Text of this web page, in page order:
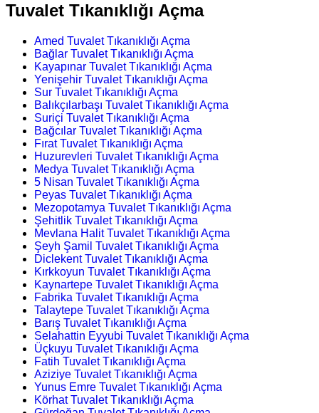
Tuvalet Tıkanıklığı Açma
Amed Tuvalet Tıkanıklığı Açma
Bağlar Tuvalet Tıkanıklığı Açma
Kayapınar Tuvalet Tıkanıklığı Açma
Yenişehir Tuvalet Tıkanıklığı Açma
Sur Tuvalet Tıkanıklığı Açma
Balıkçılarbaşı Tuvalet Tıkanıklığı Açma
Suriçi Tuvalet Tıkanıklığı Açma
Bağcılar Tuvalet Tıkanıklığı Açma
Fırat Tuvalet Tıkanıklığı Açma
Huzurevleri Tuvalet Tıkanıklığı Açma
Medya Tuvalet Tıkanıklığı Açma
5 Nisan Tuvalet Tıkanıklığı Açma
Peyas Tuvalet Tıkanıklığı Açma
Mezopotamya Tuvalet Tıkanıklığı Açma
Şehitlik Tuvalet Tıkanıklığı Açma
Mevlana Halit Tuvalet Tıkanıklığı Açma
Şeyh Şamil Tuvalet Tıkanıklığı Açma
Diclekent Tuvalet Tıkanıklığı Açma
Kırkkoyun Tuvalet Tıkanıklığı Açma
Kaynartepe Tuvalet Tıkanıklığı Açma
Fabrika Tuvalet Tıkanıklığı Açma
Talaytepe Tuvalet Tıkanıklığı Açma
Barış Tuvalet Tıkanıklığı Açma
Selahattin Eyyubi Tuvalet Tıkanıklığı Açma
Üçkuyu Tuvalet Tıkanıklığı Açma
Fatih Tuvalet Tıkanıklığı Açma
Aziziye Tuvalet Tıkanıklığı Açma
Yunus Emre Tuvalet Tıkanıklığı Açma
Körhat Tuvalet Tıkanıklığı Açma